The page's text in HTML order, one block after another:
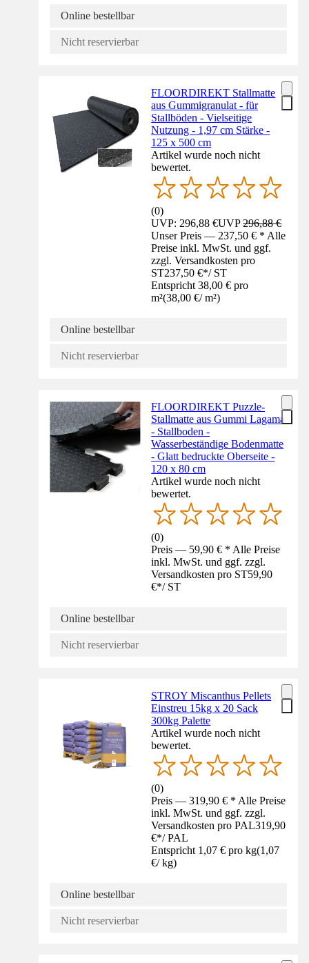
Online bestellbar
Nicht reservierbar
FLOORDIREKT Stallmatte
aus Gummigranulat - für
Stallböden - Vielseitige
Nutzung - 1,97 cm Stärke -
125 x 500 cm
Artikel wurde noch nicht
bewertet.
(0)
UVP: 296,88 €UVP296,88 €
Unser Preis — 237,50 € * Alle
Preise inkl. MwSt. und ggf.
zzgl. Versandkosten pro
ST237,50 €*/ ST
Entspricht 38,00 € pro
m²(38,00 €/ m²)
Online bestellbar
Nicht reservierbar
FLOORDIREKT Puzzle-
Stallmatte aus Gummi Lagama
- Stallboden -
Wasserbeständige Bodenmatte
- Glatt bedruckte Oberseite -
120 x 80 cm
Artikel wurde noch nicht
bewertet.
(0)
Preis — 59,90 € * Alle Preise
inkl. MwSt. und ggf. zzgl.
Versandkosten pro ST59,90
€*/ ST
Online bestellbar
Nicht reservierbar
STROY Miscanthus Pellets
Einstreu 15kg x 20 Sack
300kg Palette
Artikel wurde noch nicht
bewertet.
(0)
Preis — 319,90 € * Alle Preise
inkl. MwSt. und ggf. zzgl.
Versandkosten pro PAL319,90
€*/ PAL
Entspricht 1,07 € pro kg(1,07
€/ kg)
Online bestellbar
Nicht reservierbar